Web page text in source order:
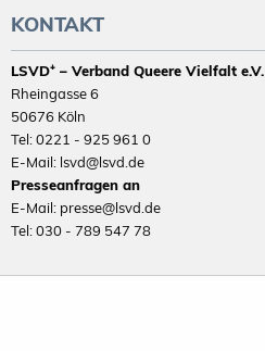
KONTAKT
LSVD⁺ – Verband Queere Vielfalt e.V.
Rheingasse 6
50676 Köln
Tel: 0221 - 925 961 0
E-Mail: lsvd@lsvd.de
Presseanfragen an
E-Mail: presse@lsvd.de
Tel: 030 - 789 547 78